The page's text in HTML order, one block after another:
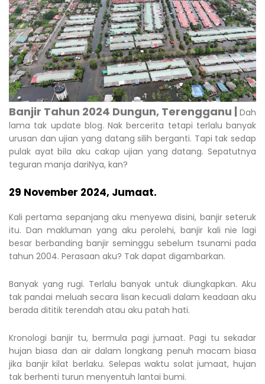
Banjir Tahun 2024 Dungun, Terengganu | Dah
lama tak update blog. Nak bercerita tetapi terlalu banyak
urusan dan ujian yang datang silih berganti. Tapi tak sedap
pulak ayat bila aku cakap ujian yang datang. Sepatutnya
teguran manja dariNya, kan?
29 November 2024, Jumaat.
Kali pertama sepanjang aku menyewa disini, banjir seteruk
itu. Dan makluman yang aku perolehi, banjir kali nie lagi
besar berbanding banjir seminggu sebelum tsunami pada
tahun 2004. Perasaan aku? Tak dapat digambarkan.
Banyak yang rugi. Terlalu banyak untuk diungkapkan. Aku
tak pandai meluah secara lisan kecuali dalam keadaan aku
berada dititik terendah atau aku patah hati.
Kronologi banjir tu, bermula pagi jumaat. Pagi tu sekadar
hujan biasa dan air dalam longkang penuh macam biasa
jika banjir kilat berlaku. Selepas waktu solat jumaat, hujan
tak berhenti turun menyentuh lantai bumi.